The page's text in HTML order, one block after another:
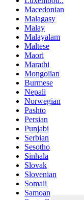
Macedonian
Malagasy
Malay
Malayalam
Maltese
Maori
Marathi
Mongolian
Burmese
Nepali
Norwegian
Pashto
Persian
Punjabi
Serbian
Sesotho
Sinhala
Slovak
Slovenian
Somali
Samoan